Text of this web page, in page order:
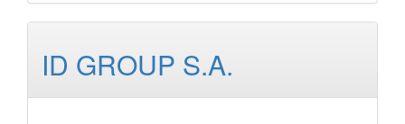
ID GROUP S.A.